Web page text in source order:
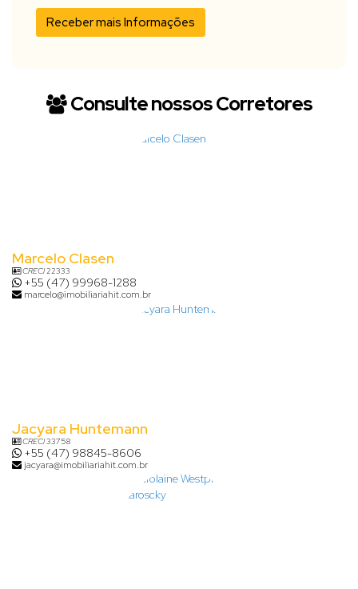
Consulte nossos Corretores
Marcelo Clasen
CRECI22333
+55 (47) 99968-1288
marcelo@imobiliariahit.com.br
Jacyara Huntemann
CRECI33758
+55 (47) 98845-8606
jacyara@imobiliariahit.com.br